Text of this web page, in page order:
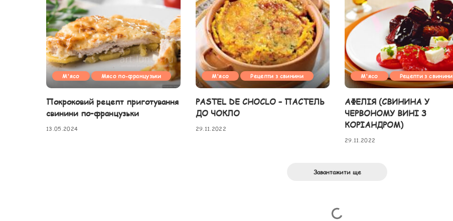
М'ясо Мясо по-французьки
Покроковий рецепт приготування
свинини по-французьки
13.05.2024
М'ясо Рецепти з свинини
PASTEL DE CHOCLO – ПАСТЕЛЬ
ДО ЧОКЛО
29.11.2022
М'ясо Рецепти з свинини
АФЕЛІЯ (СВИНИНА У
ЧЕРВОНОМУ ВИНІ З
КОРІАНДРОМ)
29.11.2022
Завантажити ще